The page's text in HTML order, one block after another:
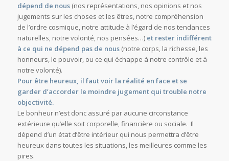
dépend de nous(nos représentations, nos opinions et nos
jugements sur les choses et les êtres, notre compréhension
de l’ordre cosmique, notre attitude à l’égard de nos tendances
naturelles, notre volonté, nos pensées…) et rester indifférent
à ce qui ne dépend pas de nous(notre corps, la richesse, les
honneurs, le pouvoir, ou ce qui échappe à notre contrôle et à
notre volonté).
Pour être heureux, il faut voir la réalité en face et se
garder d’accorder le moindre jugement qui trouble notre
objectivité.
Le bonheur n’est donc assuré par aucune circonstance
extérieure qu’elle soit corporelle, financière ou sociale. Il
dépend d’un état d’être intérieur qui nous permettra d’être
heureux dans toutes les situations, les meilleures comme les
pires.